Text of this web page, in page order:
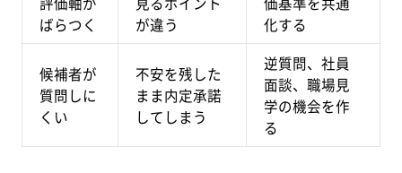
ばらつく
が違う
化する
候補者が
質問しに
くい
不安を残した
まま内定承諾
してしまう
逆質問、社員
面談、職場見
学の機会を作
る